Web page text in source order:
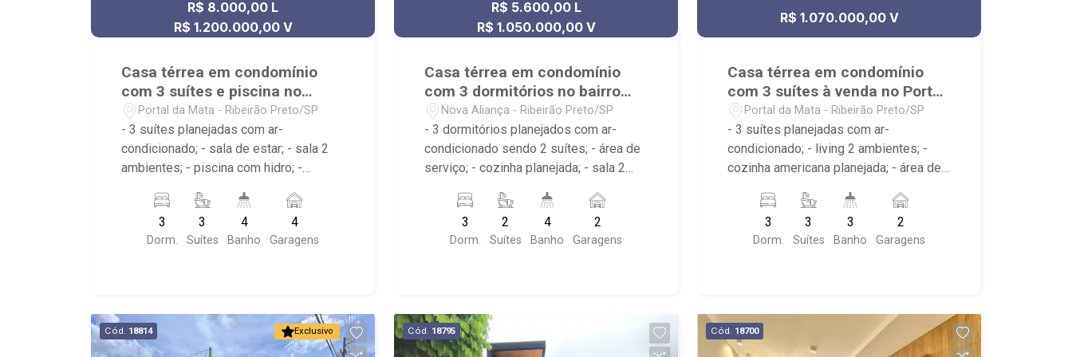
R$ 8.000,00 L
R$ 1.200.000,00 V
Casa térrea em condomínio
com 3 suítes e piscina no
Portal da Mata
Portal da Mata - Ribeirão Preto/SP
- 3 suítes planejadas com ar-
condicionado; - sala de estar; - sala 2
ambientes; - piscina com hidro; -
planejada; - área de serviço ; - 4
banheiros planejados com box e
espelho; - lavabo; - Condomínio com
Futebol, Playground, Salão de Jogos,
Área de Churrasco, Salão de Festas,
3
Dorm.
3
Suítes
4
Banho
4
Garagens
R$ 5.600,00 L
R$ 1.050.000,00 V
Casa térrea em condomínio
com 3 dormitórios no bairro
Nova Aliança
Nova Aliança - Ribeirão Preto/SP
- 3 dormitórios planejados com ar-
condicionado sendo 2 suítes; - área de
serviço; - cozinha planejada; - sala 2
planejados com box e espelho; -
Condomínio com portaria 24h,
playground, quadra de esportes de
3
Dorm.
2
Suítes
4
Banho
2
Garagens
R$ 1.070.000,00 V
Casa térrea em condomínio
com 3 suítes à venda no Portal
da Mata
Portal da Mata - Ribeirão Preto/SP
- 3 suítes planejadas com ar-
condicionado; - living 2 ambientes; -
cozinha americana planejada; - área de
cascata; - 3 banheiros planejados com
box e espelho; - lavabo; - Condomínio
com Portaria 24hrs, Piscina (Adulto /
Área de Churrasco, Salão de Festas,
Academia; - próximo à Agrishow,
3
Dorm.
3
Suítes
3
Banho
2
Garagens
Exclusivo
Cód. 18814 Cód. 18795 Cód. 18700